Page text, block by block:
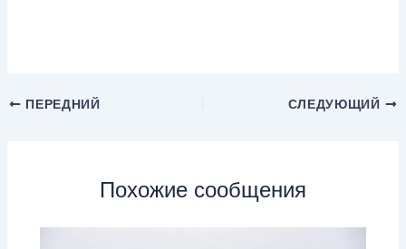
ПЕРЕДНИЙ СЛЕДУЮЩИЙ
Похожие сообщения